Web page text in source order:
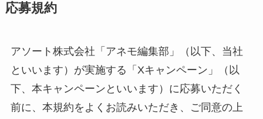
応募規約
アソート株式会社「アネモ編集部」（以下、当社
といいます）が実施する「Xキャンペーン」（以
下、本キャンペーンといいます）に応募いただく
前に、本規約をよくお読みいただき、ご同意の上